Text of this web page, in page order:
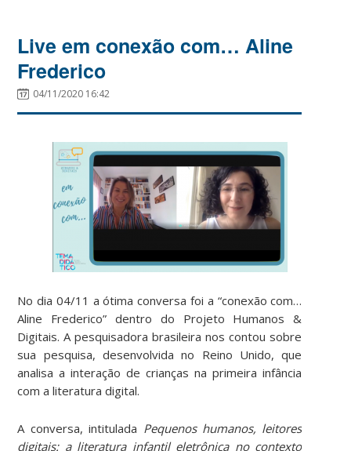
Live em conexão com… Aline
Frederico
04/11/2020 16:42
No dia 04/11 a ótima conversa foi a “conexão com…
Aline Frederico” dentro do Projeto Humanos &
Digitais. A pesquisadora brasileira nos contou sobre
sua pesquisa, desenvolvida no Reino Unido, que
analisa a interação de crianças na primeira infância
com a literatura digital.
A conversa, intitulada Pequenos humanos, leitores
digitais: a literatura infantil eletrônica no contexto